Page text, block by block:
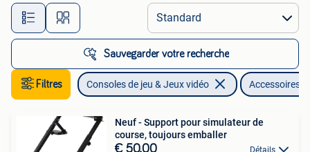
Toutes les distances…
Sauvegarder votre recherche
Filtres Consoles de jeu & Jeux vidéo Accessoires
Neuf - Support pour simulateur de
course, toujours emballer
€ 50,00 Détails